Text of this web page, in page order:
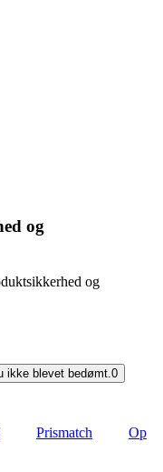
og
og
ikke blevet bedømt. 0
Prismatch
Op